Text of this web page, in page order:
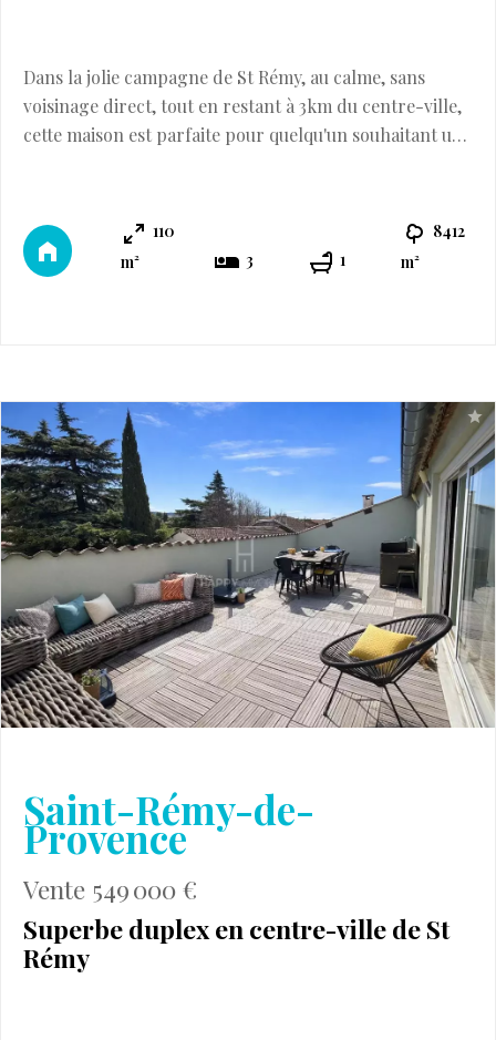
Dans la jolie campagne de St Rémy, au calme, sans
voisinage direct, tout en restant à 3km du centre-ville,
cette maison est parfaite pour quelqu'un souhaitant un
totalise environ 110m2 habitables. Indépendamment,
sont bâtis également un garage, un double abri-voiture
110
m²
3 1
8412
m²
Saint-Rémy-de-
Provence
Vente 549 000 €
Superbe duplex en centre-ville de St
Rémy